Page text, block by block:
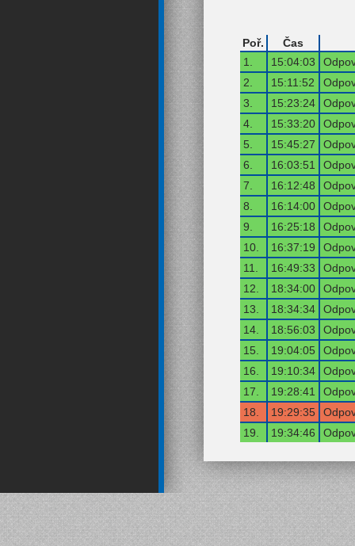
Poř.
Čas
1.
15:04:03
2.
15:11:52
3.
15:23:24
4.
15:33:20
5.
15:45:27
6.
16:03:51
7.
16:12:48
8.
16:14:00
9.
16:25:18
10.
16:37:19
11.
16:49:33
12.
18:34:00
13.
18:34:34
14.
18:56:03
15.
19:04:05
16.
19:10:34
17.
19:28:41
18.
19:29:35
19.
19:34:46